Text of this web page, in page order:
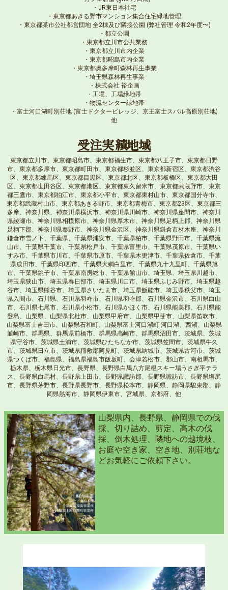
・JR東日本社宅
・東京都あきる野市マンション集合住宅緑地管理
・東京都某市公社都営団地 全2棟及び隣接公園 (弊社管理 令和2年度〜)
・都立公園
・東京都立川市公共業務
・東京都立川市内企業
・東京都昭島市内企業
・東京都奥多摩町森林再生事業
・埼玉県森林再生事業
・株式会社 裕企画
・工場、工場緑地帯
・物流センター緑地帯
・富士河口湖町別荘地 (富士ドクタービレッジ、京王富士スバル高原別荘地)
他
受注実績地域
東京都立川市、東京都昭島市、東京都福生市、東京都八王子市、東京都日野
市、東京都多摩市、東京都町田市、東京都杉並区、東京都新宿区、東京都渋谷
区、東京都練馬区、東京都目黒区、東京都北区、東京都板橋区、東京都大田
区、東京都世田谷区、東京都港区、東京都東久留米市、東京都武蔵野市、東京
都三鷹市、東京都狛江市、東京都小平市、東京都東村山市、東京都国分寺市、
東京都武蔵村山市、東京都あきる野市、東京都青梅市、東京都23区、東京都三
多摩、神奈川県、神奈川県横浜市、神奈川県川崎市、神奈川県座間市、神奈川
県綾瀬市、神奈川県相模原市、神奈川県厚木市、神奈川県足柄上郡、神奈川県
足柄下郡、神奈川県秦野市、神奈川県金沢区、神奈川県鎌倉市材木座、神奈川
鎌倉市雪ノ下、千葉県、千葉県浦安市、千葉県柏市、千葉県野田市、千葉県流
山市、千葉県千葉市、千葉県松戸市、千葉県富里市、千葉県茂原市、千葉県い
すみ市、千葉県市川市、千葉県市原市、千葉県木更津市、千葉県佐倉市、千葉
県成田市、千葉県印西市、千葉県大網白里市、千葉県九十九里町、千葉県旭
市、千葉県銚子市、千葉県南房総市、千葉県館山市、埼玉県、埼玉県川越市、
埼玉県狭山市、埼玉県春日部市、埼玉県川口市、埼玉県ふじみ野市、埼玉県越
谷市、埼玉県熊谷市、埼玉県さいたま市、埼玉県飯能市、埼玉県秩父市、埼玉
県入間市、石川県、石川県羽咋市、石川県羽咋郡、石川県金沢市、石川県白山
市、石川県七尾市、石川県小松市、石川県かほく市、石川県能美郡、石川県能
登島、山梨県、山梨県北杜市、山梨県甲府市、山梨県甲斐市、山梨県笛吹市、
山梨県富士吉田市、山梨県石和町、山梨県富士河口湖町 河口湖、西湖、山梨県
韮崎市、群馬県、群馬県前橋市、群馬県高崎市、群馬県沼田市、茨城県、茨城
県守谷市、茨城県土浦市、茨城県ひたちなか市、茨城県笠間市、茨城県牛久
市、茨城県日立市、茨城県稲敷郡阿見町、茨城県結城市、茨城県古河市、茨城
県つくば市、福島県、福島県福島市飯坂町、会津若松市、郡山市、南相馬市、
栃木県、栃木県日光市、長野県、長野県白馬八方尾根スキー場うさぎ平テラ
ス、長野県白馬村、長野県上田市、長野県諏訪郡、長野県諏訪市、長野県塩尻
市、長野県茅野市、長野県長野市、長野県松本市、静岡県、静岡県駿東郡、静
岡県熱海市、静岡県伊東市、宮城県、京都府、他
山梨県内、長野県、静岡県での伐
採、切り詰め、剪定、高木の伐
採、倒木処理、隣地への越境枝、
お庭や空き家、空き地、別荘地な
どお気軽にご依頼下さい。